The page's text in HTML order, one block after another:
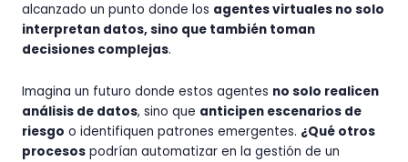
alcanzado un punto donde los agentes virtuales no solo
interpretan datos, sino que también toman
decisiones complejas.
Imagina un futuro donde estos agentes no solo realicen
análisis de datos, sino que anticipen escenarios de
riesgo o identifiquen patrones emergentes. ¿Qué otros
procesospodrían automatizar en la gestión de un